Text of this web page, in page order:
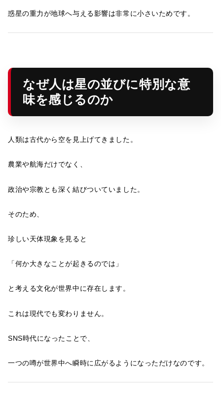
惑星の重力が地球へ与える影響は非常に小さいためです。
なぜ人は星の並びに特別な意
味を感じるのか
人類は古代から空を見上げてきました。
農業や航海だけでなく、
政治や宗教とも深く結びついていました。
そのため、
珍しい天体現象を見ると
「何か大きなことが起きるのでは」
と考える文化が世界中に存在します。
これは現代でも変わりません。
SNS時代になったことで、
一つの噂が世界中へ瞬時に広がるようになっただけなのです。